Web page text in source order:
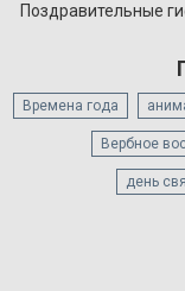
Поздравительные
Времена года
Вербное
день